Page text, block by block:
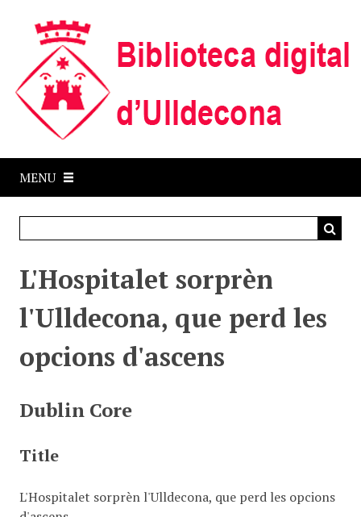
i
c
MENU
L'Hospitalet sorprèn
l'Ulldecona, que perd les
opcions d'ascens
Dublin Core
Title
L'Hospitalet sorprèn l'Ulldecona, que perd les opcions